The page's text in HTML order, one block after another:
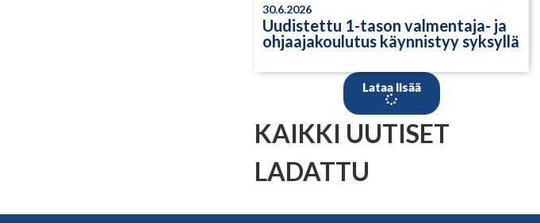
30.6.2026
Uudistettu 1-tason valmentaja- ja
ohjaajakoulutus käynnistyy syksyllä
Lataa lisää
KAIKKI UUTISET
LADATTU